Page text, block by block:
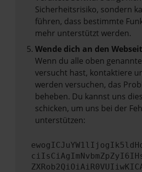
Sicherheitsrisiko, sondern
führen, dass bestimmte
mehr unterstützt werden.
Wende dich an den
Wenn du alle oben
versucht hast, kontaktiere
werden versuchen, das
beheben. Du kannst uns
schicken, um uns bei der
unterstützen: